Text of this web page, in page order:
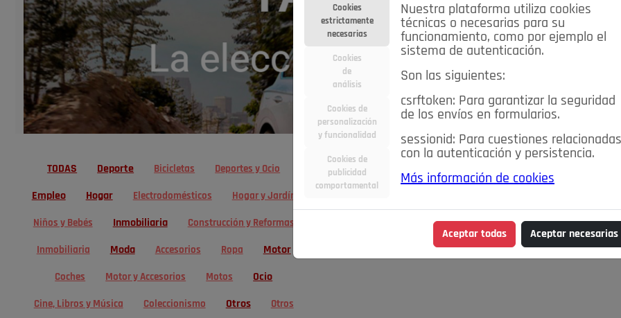
TODAS Deporte Bicicletas Deportes y Ocio
Empleo Hogar Electrodomésticos Hogar y Jardín
Niños y Bebés Inmobiliaria Construcción y Reformas
Inmobiliaria Moda Accesorios Ropa Motor
Coches Motor y Accesorios Motos Ocio
Cine, Libros y Música Coleccionismo Otros Otros
Cookies
estrictamente
necesarias
Cookies
de
análisis
Cookies de
personalización
y funcionalidad
Cookies de
publicidad
comportamental
Nuestra plataforma utiliza cookies
técnicas o necesarias para su
funcionamiento, como por ejemplo el
sistema de autenticación.
Son las siguientes:
csrftoken: Para garantizar la seguridad
de los envíos en formularios.
sessionid: Para cuestiones relacionadas
con la autenticación y persistencia.
Más información de cookies
Aceptar todas Aceptar necesarias